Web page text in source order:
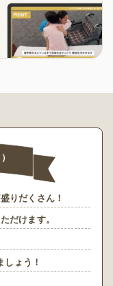
りだくさん！
だけます。
ょう！